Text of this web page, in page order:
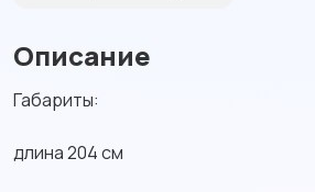
Описание
Габариты:
длина 204 см